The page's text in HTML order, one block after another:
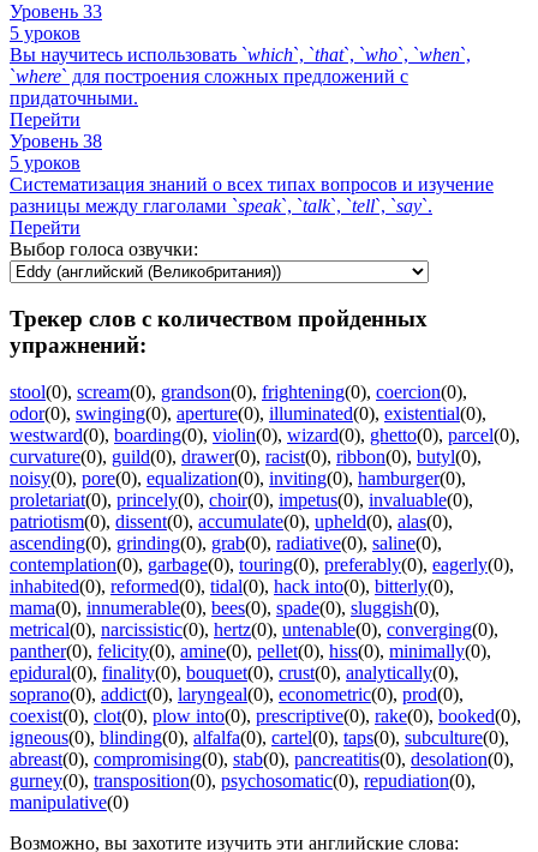
Уровень 33
5 уроков
Вы научитесь использовать `which`, `that`, `who`, `when`,
`where` для построения сложных предложений с
придаточными.
Перейти
Уровень 38
5 уроков
Систематизация знаний о всех типах вопросов и изучение
разницы между глаголами `speak`, `talk`, `tell`, `say`.
Перейти
Выбор голоса озвучки:
Трекер слов с количеством пройденных
упражнений:
stool(0), scream(0), grandson(0), frightening(0), coercion(0),
odor(0), swinging(0), aperture(0), illuminated(0), existential(0),
westward(0), boarding(0), violin(0), wizard(0), ghetto(0), parcel(0),
curvature(0), guild(0), drawer(0), racist(0), ribbon(0), butyl(0),
noisy(0), pore(0), equalization(0), inviting(0), hamburger(0),
proletariat(0), princely(0), choir(0), impetus(0), invaluable(0),
patriotism(0), dissent(0), accumulate(0), upheld(0), alas(0),
ascending(0), grinding(0), grab(0), radiative(0), saline(0),
contemplation(0), garbage(0), touring(0), preferably(0), eagerly(0),
inhabited(0), reformed(0), tidal(0), hack into(0), bitterly(0),
mama(0), innumerable(0), bees(0), spade(0), sluggish(0),
metrical(0), narcissistic(0), hertz(0), untenable(0), converging(0),
panther(0), felicity(0), amine(0), pellet(0), hiss(0), minimally(0),
epidural(0), finality(0), bouquet(0), crust(0), analytically(0),
soprano(0), addict(0), laryngeal(0), econometric(0), prod(0),
coexist(0), clot(0), plow into(0), prescriptive(0), rake(0), booked(0),
igneous(0), blinding(0), alfalfa(0), cartel(0), taps(0), subculture(0),
abreast(0), compromising(0), stab(0), pancreatitis(0), desolation(0),
gurney(0), transposition(0), psychosomatic(0), repudiation(0),
manipulative(0)
Возможно, вы захотите изучить эти английские слова: